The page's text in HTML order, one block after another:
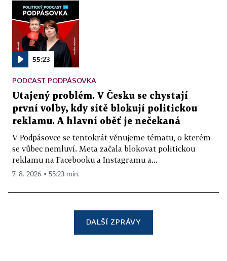
55:23
PODCAST PODPÁSOVKA
Utajený problém. V Česku se chystají
první volby, kdy sítě blokují politickou
reklamu. A hlavní oběť je nečekaná
V Podpásovce se tentokrát věnujeme tématu, o kterém
se vůbec nemluví. Meta začala blokovat politickou
reklamu na Facebooku a Instagramu a...
7. 8. 2026 ▪ 55:23 min.
DALŠÍ ZPRÁVY